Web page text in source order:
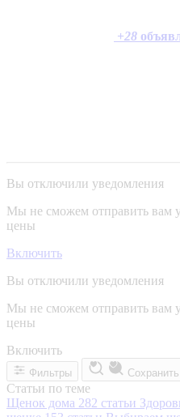
+28
Вы отключили уведомления
Мы не сможем отправить вам
цены
Включить
Вы отключили уведомления
Мы не сможем отправить вам
цены
Включить
Фильтры
Статьи по теме
Щенок дома 282 статьи